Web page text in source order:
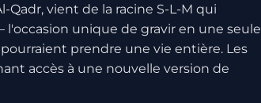
Qadr, vient de la racine S-L-M qui
unique de gravir en une seule
prendre une vie entière. Les
accès à une nouvelle version de